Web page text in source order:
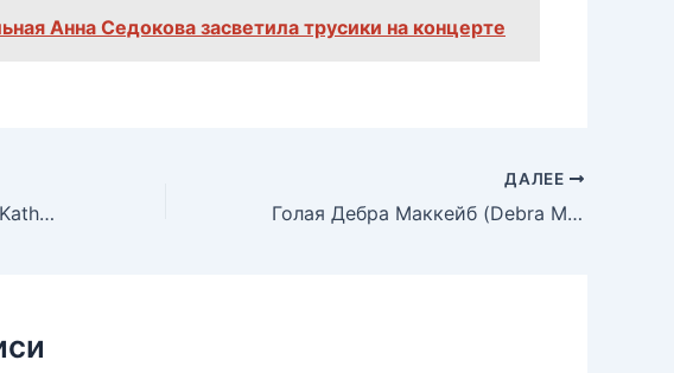
Анна Седокова засветила трусики на концерте
Голая Катарина Шюттлер (Katharina Schuttler)
ДАЛЕЕ
Голая Дебра Маккейб (Debra Mccabe)